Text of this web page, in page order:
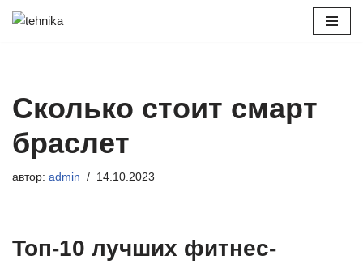
Сколько стоит смарт
браслет
автор: admin 14.10.2023
Топ-10 лучших фитнес-